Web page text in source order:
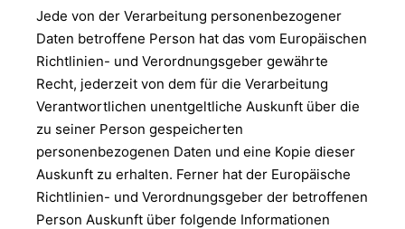
Jede von der Verarbeitung personenbezogener
Daten betroffene Person hat das vom Europäischen
Richtlinien- und Verordnungsgeber gewährte
Recht, jederzeit von dem für die Verarbeitung
Verantwortlichen unentgeltliche Auskunft über die
zu seiner Person gespeicherten
personenbezogenen Daten und eine Kopie dieser
Auskunft zu erhalten. Ferner hat der Europäische
Richtlinien- und Verordnungsgeber der betroffenen
Person Auskunft über folgende Informationen